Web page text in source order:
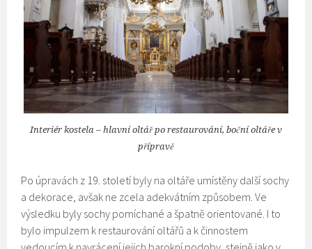
Interiér kostela – hlavní oltář po restaurování, boční oltáře v
přípravě
Po úpravách z 19. století byly na oltáře umístěny další sochy
a dekorace, avšak ne zcela adekvátním způsobem. Ve
výsledku byly sochy pomíchané a špatně orientované. I to
bylo impulzem k restaurování oltářů a k činnostem